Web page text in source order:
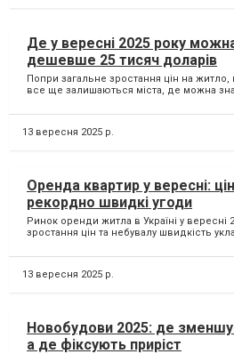
Де у вересні 2025 року
дешевше 25 тисяч доларів
Попри загальне зростання цін на житло,
все ще залишаються міста, де можна
13 вересня 2025 р.
Оренда квартир у вересні:
рекордно швидкі угоди
Ринок оренди житла в Україні у вересні
зростання цін та небувалу швидкість
13 вересня 2025 р.
Новобудови 2025: де
а де фіксують приріст